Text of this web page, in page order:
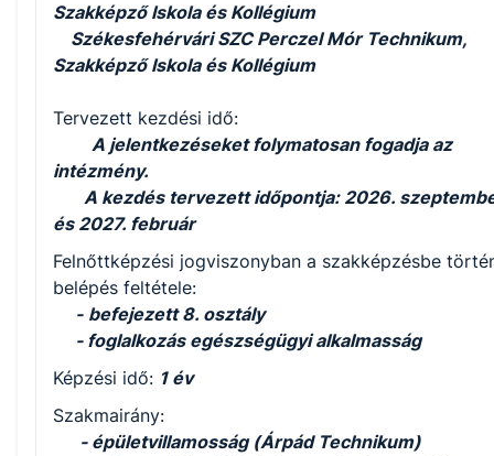
Szakképző Iskola és Kollégium
Székesfehérvári SZC Perczel Mór Technikum,
Szakképző Iskola és Kollégium
Tervezett kezdési idő:
A jelentkezéseket folymatosan fogadja az
intézmény.
A kezdés tervezett időpontja: 2026.
és 2027. február
Felnőttképzési jogviszonyban a szakképzésbe
belépés feltétele:
- befejezett 8. osztály
- foglalkozás egészségügyi alkalmasság
Képzési idő: 1 év
Szakmairány:
- épületvillamosság (Árpád Technikum)